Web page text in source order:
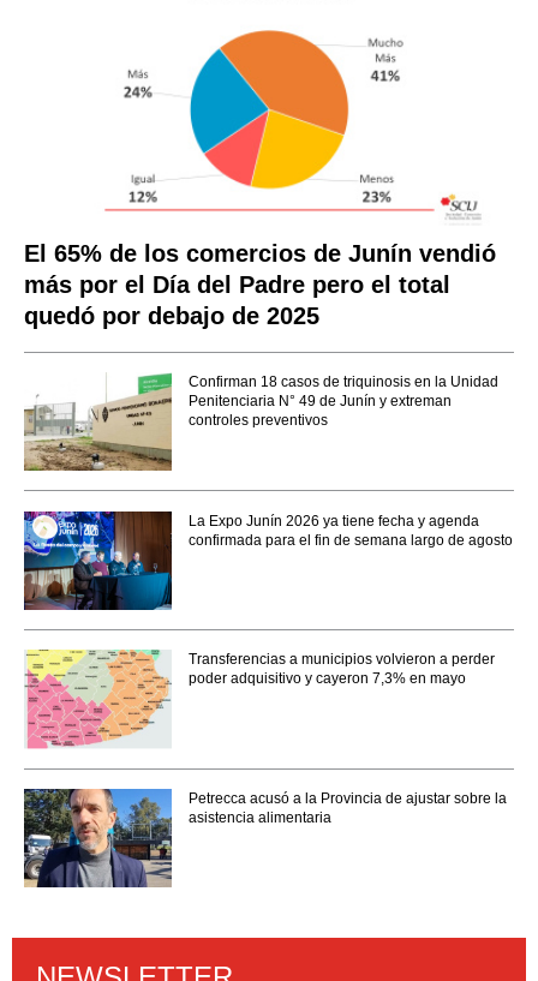
El 65% de los comercios de Junín vendió
más por el Día del Padre pero el total
quedó por debajo de 2025
Confirman 18 casos de triquinosis en la Unidad
Penitenciaria N° 49 de Junín y extreman
controles preventivos
La Expo Junín 2026 ya tiene fecha y agenda
confirmada para el fin de semana largo de agosto
Transferencias a municipios volvieron a perder
poder adquisitivo y cayeron 7,3% en mayo
Petrecca acusó a la Provincia de ajustar sobre la
asistencia alimentaria